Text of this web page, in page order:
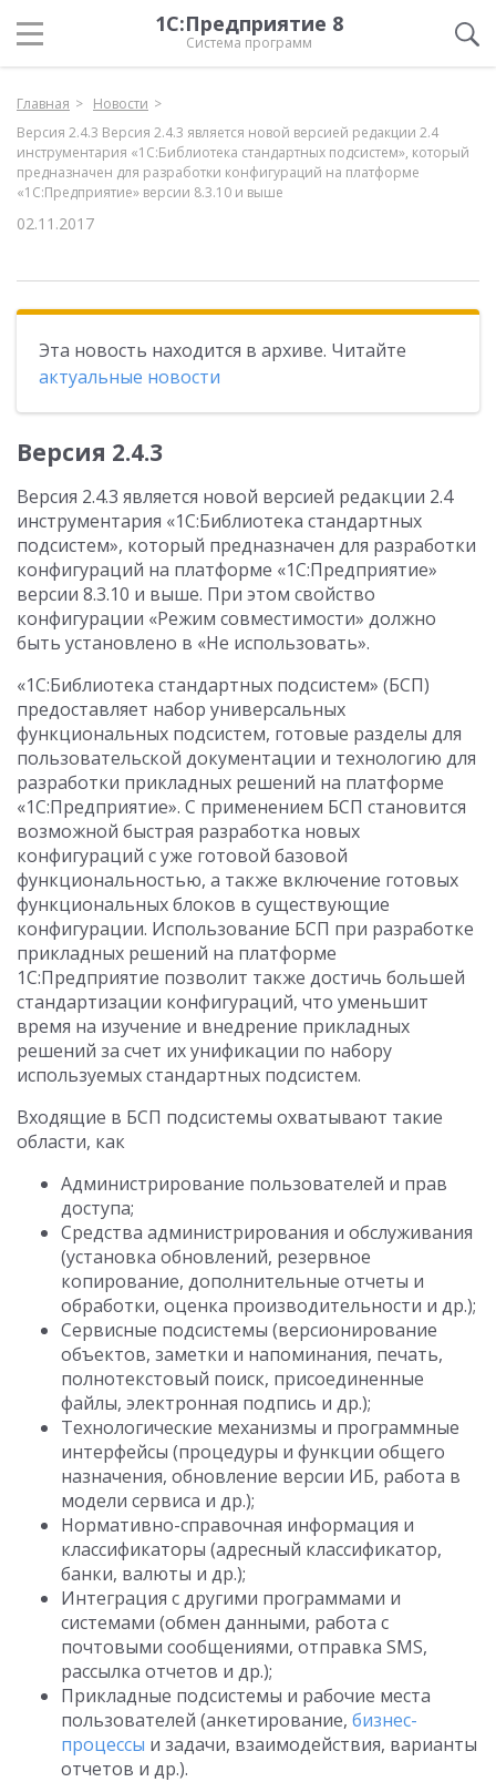
1С:Предприятие 8
Система программ
Главная
Новости
Версия 2.4.3 Версия 2.4.3 является новой версией редакции 2.4
инструментария «1С:Библиотека стандартных подсистем», который
предназначен для разработки конфигураций на платформе
«1С:Предприятие» версии 8.3.10 и выше
02.11.2017
Эта новость находится в архиве. Читайте
актуальные новости
Версия 2.4.3
Версия 2.4.3 является новой версией редакции 2.4
инструментария «1С:Библиотека стандартных
подсистем», который предназначен для разработки
конфигураций на платформе «1С:Предприятие»
версии 8.3.10 и выше. При этом свойство
конфигурации «Режим совместимости» должно
быть установлено в «Не использовать».
«1С:Библиотека стандартных подсистем» (БСП)
предоставляет набор универсальных
функциональных подсистем, готовые разделы для
пользовательской документации и технологию для
разработки прикладных решений на платформе
«1С:Предприятие». С применением БСП становится
возможной быстрая разработка новых
конфигураций с уже готовой базовой
функциональностью, а также включение готовых
функциональных блоков в существующие
конфигурации. Использование БСП при разработке
прикладных решений на платформе
1С:Предприятие позволит также достичь большей
стандартизации конфигураций, что уменьшит
время на изучение и внедрение прикладных
решений за счет их унификации по набору
используемых стандартных подсистем.
Входящие в БСП подсистемы охватывают такие
области, как
Администрирование пользователей и прав
доступа;
Средства администрирования и обслуживания
(установка обновлений, резервное
копирование, дополнительные отчеты и
обработки, оценка производительности и др.);
Сервисные подсистемы (версионирование
объектов, заметки и напоминания, печать,
полнотекстовый поиск, присоединенные
файлы, электронная подпись и др.);
Технологические механизмы и программные
интерфейсы (процедуры и функции общего
назначения, обновление версии ИБ, работа в
модели сервиса и др.);
Нормативно-справочная информация и
классификаторы (адресный классификатор,
банки, валюты и др.);
Интеграция с другими программами и
системами (обмен данными, работа с
почтовыми сообщениями, отправка SMS,
рассылка отчетов и др.);
Прикладные подсистемы и рабочие места
пользователей (анкетирование, бизнес-
процессы и задачи, взаимодействия, варианты
отчетов и др.).